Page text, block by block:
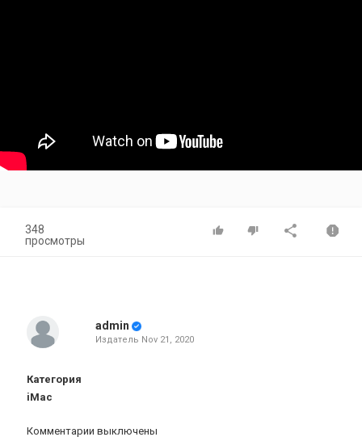
348
просмотры
admin
Издатель Nov 21, 2020
Категория
iMac
Комментарии выключены